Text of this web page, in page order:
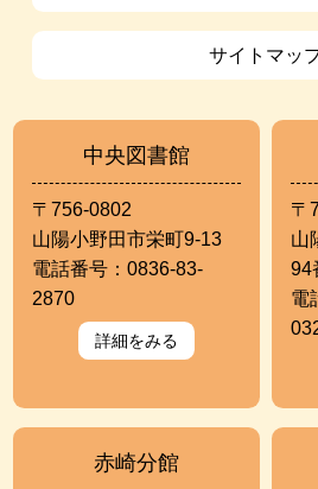
サイトマッ
中央図書館
〒756-0802
山陽小野田市栄町9-13
電話番号：0836-83-
2870
詳細をみる
〒
山
94
電
赤崎分館